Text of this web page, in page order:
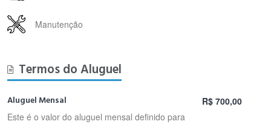
Manutenção
Termos do Aluguel
Aluguel Mensal
Este é o valor do aluguel mensal definido para
R$ 700,00